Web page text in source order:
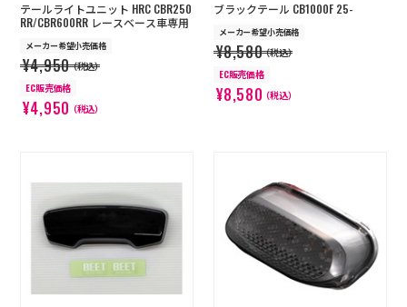
テールライトユニット HRC CBR250
RR/CBR600RR レースベース車専用
メーカー希望小売価格
¥4,950（税込）
EC販売価格
¥4,950（税込）
ブラックテール CB1000F 25-
メーカー希望小売価格
¥8,580（税込）
EC販売価格
¥8,580（税込）